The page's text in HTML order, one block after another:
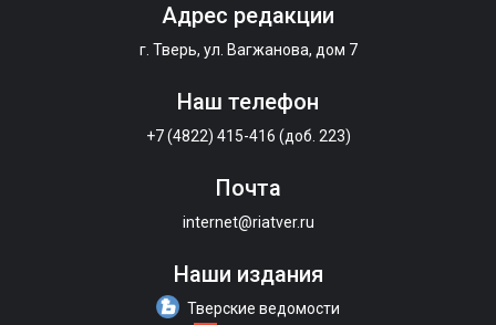
Адрес редакции
г. Тверь, ул. Вагжанова, дом 7
Наш телефон
+7 (4822) 415-416 (доб. 223)
Почта
internet@riatver.ru
Наши издания
Тверские ведомости